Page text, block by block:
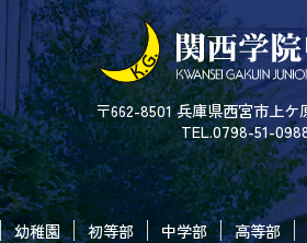
〒662-8501 兵庫県西宮市上ケ
TEL.0798-51-
幼稚園 初等部 中学部 高等部